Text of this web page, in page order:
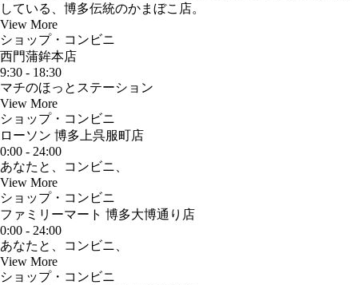
している、博多伝統のかまぼこ店。
View More
ショップ・コンビニ
西門蒲鉾本店
9:30 - 18:30
マチのほっとステーション
View More
ショップ・コンビニ
ローソン 博多上呉服町店
0:00 - 24:00
あなたと、コンビニ、
View More
ショップ・コンビニ
ファミリーマート 博多大博通り店
0:00 - 24:00
あなたと、コンビニ、
View More
ショップ・コンビニ